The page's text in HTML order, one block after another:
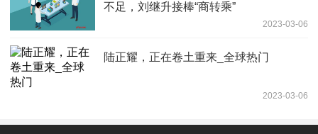
不足，刘继升接棒“商转乘”
2023-03-06
陆正耀，正在卷土重来_全球热门
2023-03-06